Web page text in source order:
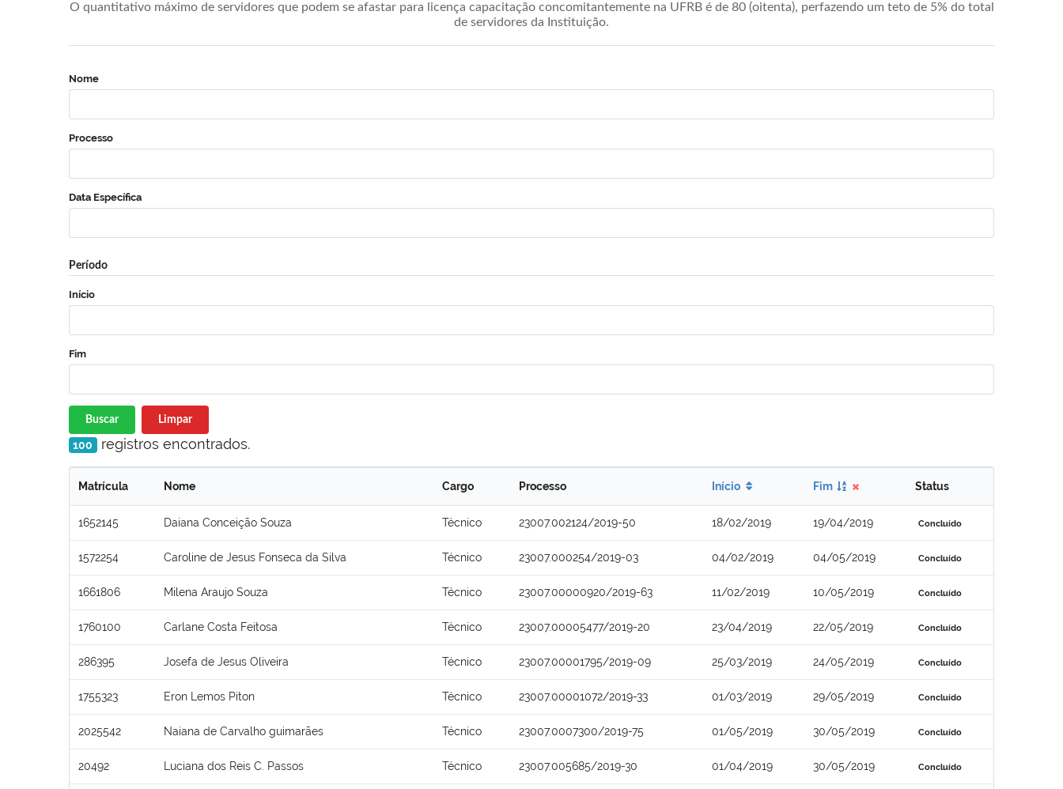
O quantitativo máximo de servidores que podem se afastar para licença capacitação concomitantemente na UFRB é de 80 (oitenta), perfazendo um teto de 5% do total
de servidores da Instituição.
Nome
Processo
Data Específica
Período
Início
Fim
Buscar Limpar
100 registros encontrados.
Matrícula Nome Cargo Processo Início Fim Status
1652145 Daiana Conceição Souza Técnico 23007.002124/2019-50 18/02/2019 19/04/2019 Concluído
1572254 Caroline de Jesus Fonseca da Silva Técnico 23007.000254/2019-03 04/02/2019 04/05/2019 Concluído
1661806 Milena Araujo Souza Técnico 23007.00000920/2019-63 11/02/2019 10/05/2019 Concluído
1760100 Carlane Costa Feitosa Técnico 23007.00005477/2019-20 23/04/2019 22/05/2019 Concluído
286395 Josefa de Jesus Oliveira Técnico 23007.00001795/2019-09 25/03/2019 24/05/2019 Concluído
1755323 Eron Lemos Piton Técnico 23007.00001072/2019-33 01/03/2019 29/05/2019 Concluído
2025542 Naiana de Carvalho guimarães Técnico 23007.0007300/2019-75 01/05/2019 30/05/2019 Concluído
20492 Luciana dos Reis C. Passos Técnico 23007.005685/2019-30 01/04/2019 30/05/2019 Concluído